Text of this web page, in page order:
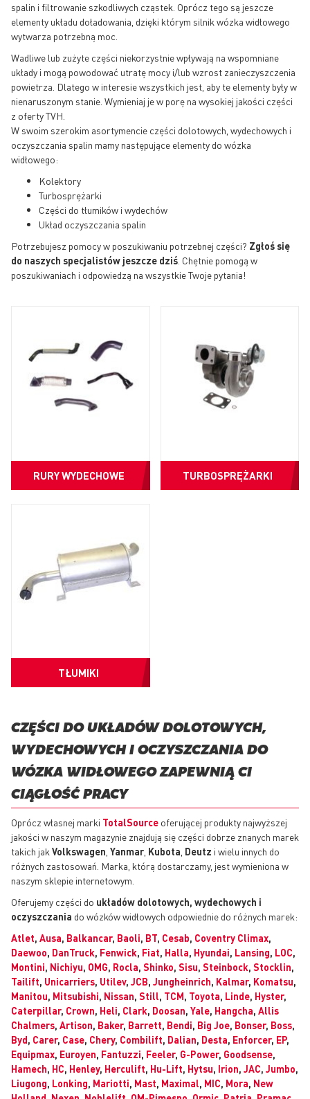
spalin i filtrowanie szkodliwych cząstek. Oprócz tego są jeszcze
elementy układu doładowania, dzięki którym silnik wózka widłowego
wytwarza potrzebną moc.
Wadliwe lub zużyte części niekorzystnie wpływają na wspomniane
układy i mogą powodować utratę mocy i/lub wzrost zanieczyszczenia
powietrza. Dlatego w interesie wszystkich jest, aby te elementy były w
nienaruszonym stanie. Wymieniaj je w porę na wysokiej jakości części
z oferty TVH.
W swoim szerokim asortymencie części dolotowych, wydechowych i
oczyszczania spalin mamy następujące elementy do wózka
widłowego:
Kolektory
Turbosprężarki
Części do tłumików i wydechów
Układ oczyszczania spalin
Potrzebujesz pomocy w poszukiwaniu potrzebnej części? Zgłoś się
do naszych specjalistów jeszcze dziś . Chętnie pomogą w
poszukiwaniach i odpowiedzą na wszystkie Twoje pytania!
RURY WYDECHOWE TURBOSPRĘŻARKI
TŁUMIKI
CZĘŚCI DO UKŁADÓW DOLOTOWYCH,
WYDECHOWYCH I OCZYSZCZANIA DO
WÓZKA WIDŁOWEGO ZAPEWNIĄ CI
CIĄGŁOŚĆ PRACY
Oprócz własnej marki TotalSource oferującej produkty najwyższej
jakości w naszym magazynie znajdują się części dobrze znanych marek
takich jak Volkswagen Yanmar Kubota Deutz i wielu innych do
różnych zastosowań. Marka, którą dostarczamy, jest wymieniona w
naszym sklepie internetowym.
Oferujemy części do układów dolotowych, wydechowych i
oczyszczania do wózków widłowych odpowiednie do różnych marek:
Atlet, Ausa, Balkancar, Baoli, BT, Cesab, Coventry Climax,
Daewoo, DanTruck, Fenwick, Fiat, Halla, Hyundai, Lansing, LOC,
Montini, Nichiyu, OMG, Rocla, Shinko, Sisu, Steinbock, Stocklin,
Tailift, Unicarriers, Utilev, JCB, Jungheinrich, Kalmar, Komatsu,
Manitou, Mitsubishi, Nissan, Still, TCM, Toyota, Linde, Hyster,
Caterpillar, Crown, Heli, Clark, Doosan, Yale, Hangcha, Allis
Chalmers, Artison, Baker, Barrett, Bendi, Big Joe, Bonser, Boss,
Byd, Carer, Case, Chery, Combilift, Dalian, Desta, Enforcer, EP,
Equipmax, Euroyen, Fantuzzi, Feeler, G-Power, Goodsense,
Hamech, HC, Henley, Herculift, Hu-Lift, Hytsu, Irion, JAC, Jumbo,
Liugong, Lonking, Mariotti, Mast, Maximal, MIC, Mora, New